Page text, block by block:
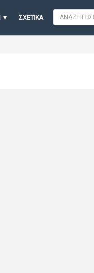
ΣΧΕΤΙΚΆ